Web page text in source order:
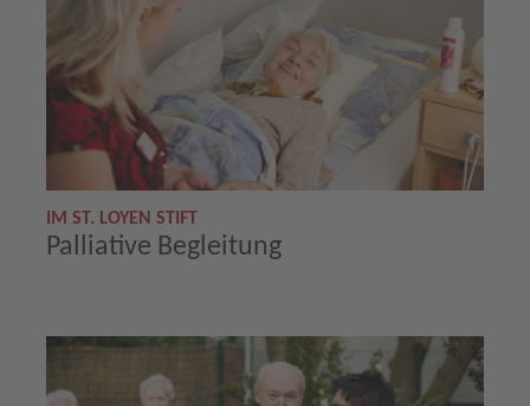
IM ST. LOYEN STIFT
Palliative Begleitung